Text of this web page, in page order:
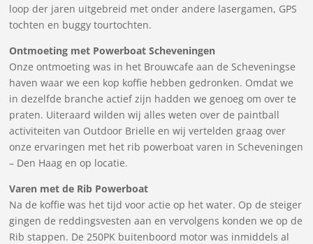
loop der jaren uitgebreid met onder andere lasergamen, GPS
tochten en buggy tourtochten.
Ontmoeting met Powerboat Scheveningen
Onze ontmoeting was in het Brouwcafe aan de Scheveningse
haven waar we een kop koffie hebben gedronken. Omdat we
in dezelfde branche actief zijn hadden we genoeg om over te
praten. Uiteraard wilden wij alles weten over de paintball
activiteiten van Outdoor Brielle en wij vertelden graag over
onze ervaringen met het rib powerboat varen in Scheveningen
– Den Haag en op locatie.
Varen met de Rib Powerboat
Na de koffie was het tijd voor actie op het water. Op de steiger
gingen de reddingsvesten aan en vervolgens konden we op de
Rib stappen. De 250PK buitenboord motor was inmiddels al